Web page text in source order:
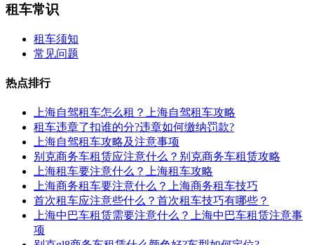
租车常识
租车须知
常见问题
热点排行
上海自驾租车怎么租？上海自驾租车攻略
租车违章了扣谁的分?违章如何缴纳罚款?
上海自驾租车攻略及注意事项
别克商务车租赁应注意什么？别克商务车租赁攻略
上海租车要注意什么？上海租车攻略
上海商务租车要注意什么？上海商务租车技巧
首次租车应注意些什么？首次租车技巧有哪些？
上海中巴车租赁需要注意什么？上海中巴车租赁注意事
项